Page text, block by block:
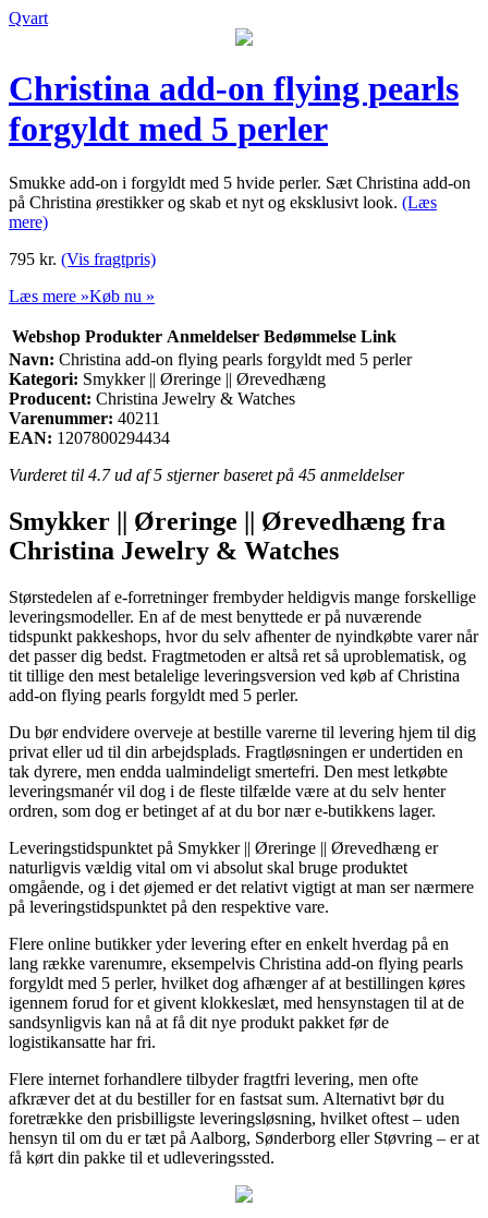
Qvart
Christina add-on flying pearls
forgyldt med 5 perler
Smukke add-on i forgyldt med 5 hvide perler. Sæt Christina add-on
på Christina ørestikker og skab et nyt og eksklusivt look. (Læs
mere)
795 kr. (Vis fragtpris)
Læs mere »Køb nu »
Webshop Produkter Anmeldelser Bedømmelse Link
Navn: Christina add-on flying pearls forgyldt med 5 perler
Kategori: Smykker || Øreringe || Ørevedhæng
Producent: Christina Jewelry & Watches
Varenummer: 40211
EAN: 1207800294434
Vurderet til 4.7ud af 5 stjerner baseret på 45 anmeldelser
Smykker || Øreringe || Ørevedhæng fra
Christina Jewelry & Watches
Størstedelen af e-forretninger frembyder heldigvis mange forskellige
leveringsmodeller. En af de mest benyttede er på nuværende
tidspunkt pakkeshops, hvor du selv afhenter de nyindkøbte varer når
det passer dig bedst. Fragtmetoden er altså ret så uproblematisk, og
tit tillige den mest betalelige leveringsversion ved køb af Christina
add-on flying pearls forgyldt med 5 perler.
Du bør endvidere overveje at bestille varerne til levering hjem til dig
privat eller ud til din arbejdsplads. Fragtløsningen er undertiden en
tak dyrere, men endda ualmindeligt smertefri. Den mest letkøbte
leveringsmanér vil dog i de fleste tilfælde være at du selv henter
ordren, som dog er betinget af at du bor nær e-butikkens lager.
Leveringstidspunktet på Smykker || Øreringe || Ørevedhæng er
naturligvis vældig vital om vi absolut skal bruge produktet
omgående, og i det øjemed er det relativt vigtigt at man ser nærmere
på leveringstidspunktet på den respektive vare.
Flere online butikker yder levering efter en enkelt hverdag på en
lang række varenumre, eksempelvis Christina add-on flying pearls
forgyldt med 5 perler, hvilket dog afhænger af at bestillingen køres
igennem forud for et givent klokkeslæt, med hensynstagen til at de
sandsynligvis kan nå at få dit nye produkt pakket før de
logistikansatte har fri.
Flere internet forhandlere tilbyder fragtfri levering, men ofte
afkræver det at du bestiller for en fastsat sum. Alternativt bør du
foretrække den prisbilligste leveringsløsning, hvilket oftest – uden
hensyn til om du er tæt på Aalborg, Sønderborg eller Støvring – er at
få kørt din pakke til et udleveringssted.